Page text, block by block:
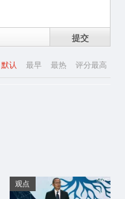
提交
默认 最早 最热 评分最高
观点